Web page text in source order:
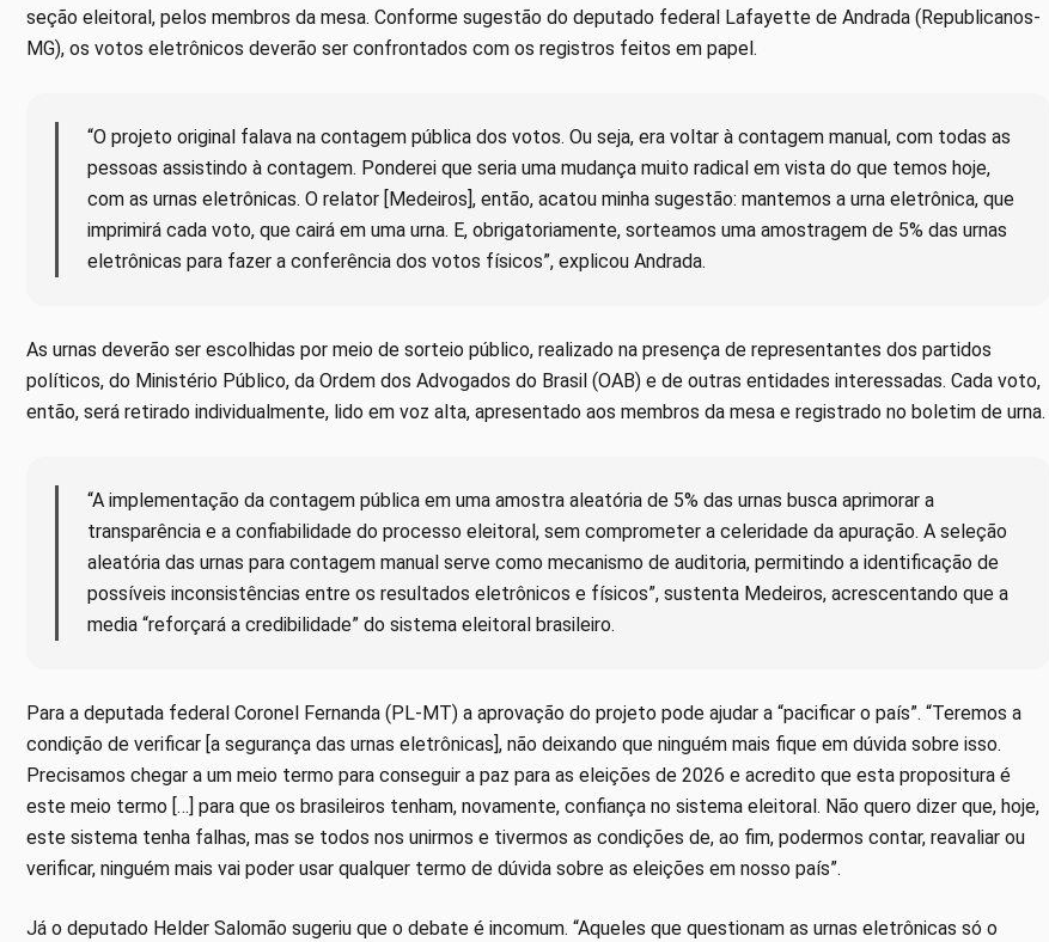
seção eleitoral, pelos membros da mesa. Conforme sugestão do deputado federal Lafayette de Andrada (Republicanos-
MG), os votos eletrônicos deverão ser confrontados com os registros feitos em papel.
“O projeto original falava na contagem pública dos votos. Ou seja, era voltar à contagem manual, com todas as
pessoas assistindo à contagem. Ponderei que seria uma mudança muito radical em vista do que temos hoje,
com as urnas eletrônicas. O relator [Medeiros], então, acatou minha sugestão: mantemos a urna eletrônica, que
imprimirá cada voto, que cairá em uma urna. E, obrigatoriamente, sorteamos uma amostragem de 5% das urnas
eletrônicas para fazer a conferência dos votos físicos”, explicou Andrada.
As urnas deverão ser escolhidas por meio de sorteio público, realizado na presença de representantes dos partidos
políticos, do Ministério Público, da Ordem dos Advogados do Brasil (OAB) e de outras entidades interessadas. Cada voto,
então, será retirado individualmente, lido em voz alta, apresentado aos membros da mesa e registrado no boletim de urna.
“A implementação da contagem pública em uma amostra aleatória de 5% das urnas busca aprimorar a
transparência e a confiabilidade do processo eleitoral, sem comprometer a celeridade da apuração. A seleção
aleatória das urnas para contagem manual serve como mecanismo de auditoria, permitindo a identificação de
possíveis inconsistências entre os resultados eletrônicos e físicos”, sustenta Medeiros, acrescentando que a
media “reforçará a credibilidade” do sistema eleitoral brasileiro.
Para a deputada federal Coronel Fernanda (PL-MT) a aprovação do projeto pode ajudar a “pacificar o país”. “Teremos a
condição de verificar [a segurança das urnas eletrônicas], não deixando que ninguém mais fique em dúvida sobre isso.
Precisamos chegar a um meio termo para conseguir a paz para as eleições de 2026 e acredito que esta propositura é
este meio termo […] para que os brasileiros tenham, novamente, confiança no sistema eleitoral. Não quero dizer que, hoje,
este sistema tenha falhas, mas se todos nos unirmos e tivermos as condições de, ao fim, podermos contar, reavaliar ou
verificar, ninguém mais vai poder usar qualquer termo de dúvida sobre as eleições em nosso país”.
Já o deputado Helder Salomão sugeriu que o debate é incomum. “Aqueles que questionam as urnas eletrônicas só o